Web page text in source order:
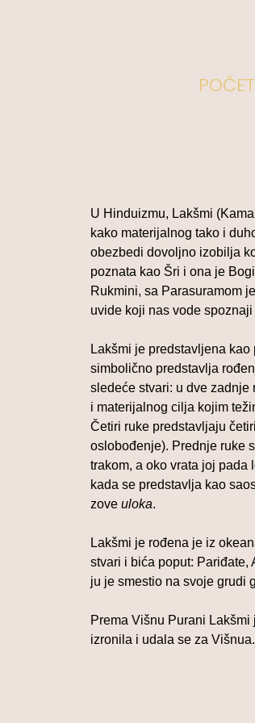
U Hinduizmu, Lakšmi
kako materijalnog tako i
obezbedi dovoljno izobilja
poznata kao Šri i ona je
Rukmini, sa Parasuramom
uvide koji nas vode
Lakšmi je predstavljena
simbolično predstavlja
sledeće stvari: u dve zadnje
i materijalnog cilja kojim
Četiri ruke predstavljaju
oslobođenje). Prednje ruke
trakom, a oko vrata joj pada
kada se predstavlja kao
zove uloka.
Lakšmi je rođena je iz
stvari i bića poput:
ju je smestio na svoje grudi
Prema Višnu Purani
izronila i udala se za Višnua.